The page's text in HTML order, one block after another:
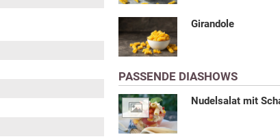
Girandole
PASSENDE DIASHOWS
Nudelsalat mit